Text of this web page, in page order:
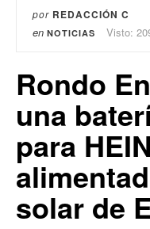
por REDACCIÓN C
en NOTICIAS Visto:
Rondo
una
para
solar de